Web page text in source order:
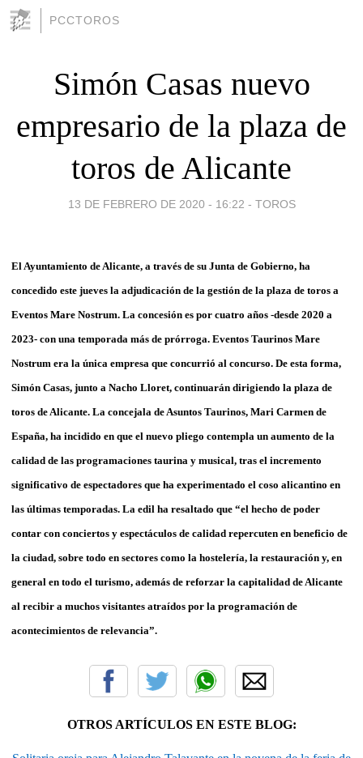
PCCTOROS
Simón Casas nuevo
empresario de la plaza de
toros de Alicante
13 DE FEBRERO DE 2020 - 16:22 - TOROS
El Ayuntamiento de Alicante, a través de su Junta de Gobierno, ha
concedido este jueves la adjudicación de la gestión de la plaza de toros a
Eventos Mare Nostrum. La concesión es por cuatro años -desde 2020 a
2023- con una temporada más de prórroga. Eventos Taurinos Mare
Nostrum era la única empresa que concurrió al concurso. De esta forma,
Simón Casas, junto a Nacho Lloret, continuarán dirigiendo la plaza de
toros de Alicante. La concejala de Asuntos Taurinos, Mari Carmen de
España, ha incidido en que el nuevo pliego contempla un aumento de la
calidad de las programaciones taurina y musical, tras el incremento
significativo de espectadores que ha experimentado el coso alicantino en
las últimas temporadas. La edil ha resaltado que “el hecho de poder
contar con conciertos y espectáculos de calidad repercuten en beneficio de
la ciudad, sobre todo en sectores como la hostelería, la restauración y, en
general en todo el turismo, además de reforzar la capitalidad de Alicante
al recibir a muchos visitantes atraídos por la programación de
acontecimientos de relevancia”.
OTROS ARTÍCULOS EN ESTE BLOG: